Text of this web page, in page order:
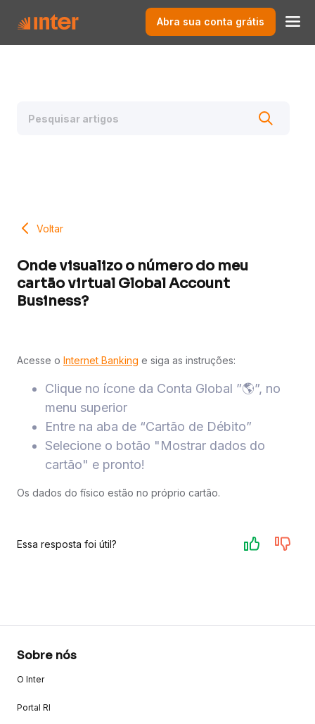
Abra sua conta grátis
Voltar
Onde visualizo o número do meu
cartão virtual Global Account
Business?
Acesse o Internet Banking e siga as instruções:​
Clique no ícone da Conta Global ”🌎”, no
menu superior​
Entre na aba de “Cartão de Débito”​
Selecione o botão "Mostrar dados do
cartão" e pronto!​​
Os dados do físico estão no próprio cartão.
Essa resposta foi útil?
Sobre nós
O Inter
Portal RI